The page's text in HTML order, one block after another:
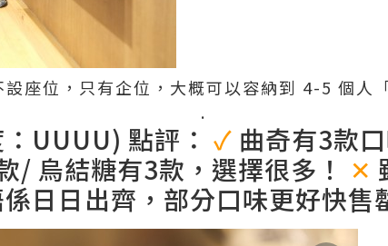
座位，只有企位，大概可以容納到 4-5 個人
.
UUUU) 點評： ✓ 曲奇有3款
烏結糖有3款，選擇很多！ ✕
日日出齊，部分口味更好快售